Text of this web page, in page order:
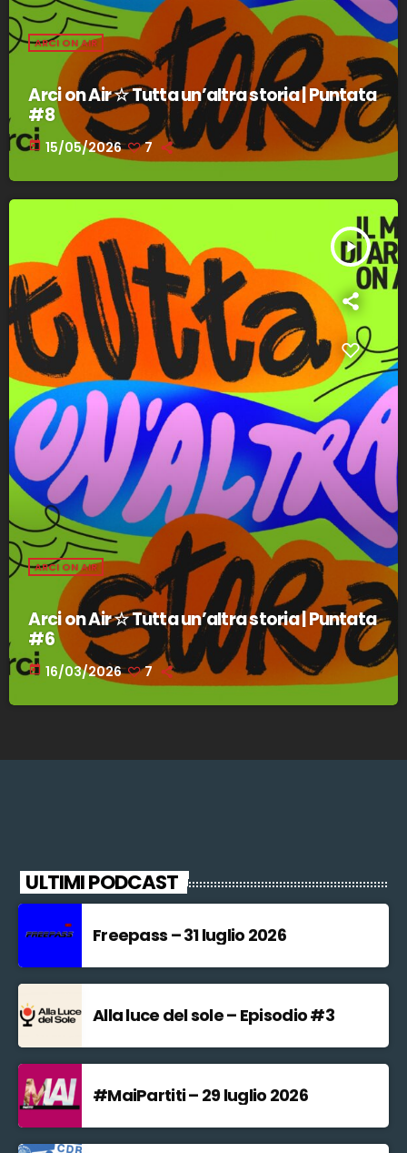
ARCI ON AIR
Arci on Air ☆ Tutta un’altra storia | Puntata
#8
today 15/05/2026 7
play_arrow
ARCI ON AIR
Arci on Air ☆ Tutta un’altra storia | Puntata
#6
today 16/03/2026 7
ULTIMI PODCAST
Freepass – 31 luglio 2026
Alla luce del sole – Episodio #3
#MaiPartiti – 29 luglio 2026